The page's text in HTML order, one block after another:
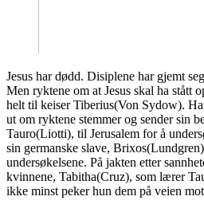
Jesus har dødd. Disiplene har gjemt
Men ryktene om at Jesus skal ha stått
helt til keiser Tiberius(Von Sydow).
ut om ryktene stemmer og sender sin
Tauro(Liotti), til Jerusalem for å
sin germanske slave,
undersøkelsene. På jakten etter
kvinnene, Tabitha(Cruz), som lærer
ikke minst peker hun dem på veien